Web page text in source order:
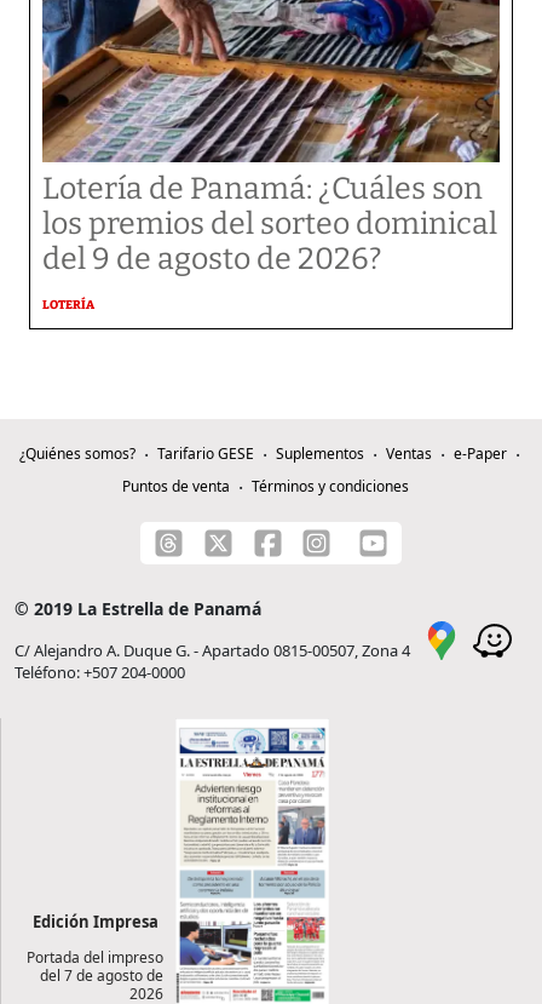
Lotería de Panamá: ¿Cuáles son
los premios del sorteo dominical
del 9 de agosto de 2026?
LOTERÍA
¿Quiénes somos? Tarifario GESE Suplementos Ventas
e-Paper
Puntos de venta
Términos y condiciones
© 2019 La Estrella de Panamá
C/ Alejandro A. Duque G. - Apartado 0815-00507, Zona 4
Teléfono: +507 204-0000
Edición Impresa
Portada del impreso
del 7 de agosto de
2026